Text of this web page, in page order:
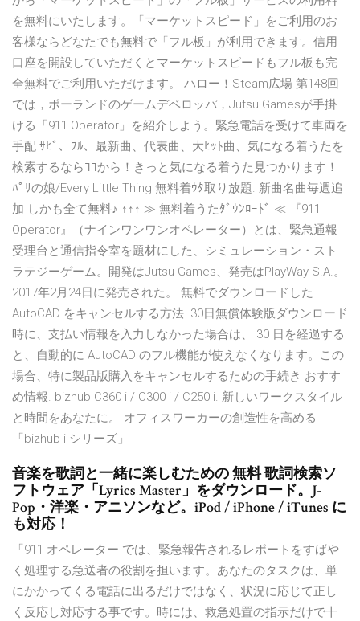
を無料にいたします。「マーケットスピード」をご利用のお
客様ならどなたでも無料で「フル板」が利用できます。信用
口座を開設していただくとマーケットスピードもフル板も完
全無料でご利用いただけます。 ハロー！Steam広場 第148回
では，ポーランドのゲームデベロッパ，Jutsu Gamesが手掛
ける「911 Operator」を紹介しよう。緊急電話を受けて車両を
手配 ｻﾋﾞ、ﾌﾙ、最新曲、代表曲、大ﾋｯﾄ曲、気になる着うたを
検索するならｺｺから！きっと気になる着うた見つかります！
ﾊﾟﾘの娘/Every Little Thing 無料着ｳﾀ取り放題. 新曲名曲毎週追
加 しかも全て無料♪ ↑↑↑ ≫ 無料着うたﾀﾞｳﾝﾛｰﾄﾞ ≪ 『911
Operator』（ナインワンワンオペレーター）とは、緊急通報
受理台と通信指令室を題材にした、シミュレーション・スト
ラテジーゲーム。開発はJutsu Games、発売はPlayWay S.A.。
2017年2月24日に発売された。 無料でダウンロードした
AutoCAD をキャンセルする方法. 30日無償体験版ダウンロード
時に、支払い情報を入力しなかった場合は、 30 日を経過する
と、自動的に AutoCAD のフル機能が使えなくなります。この
場合、特に製品版購入をキャンセルするための手続き おすす
め情報. bizhub C360 i / C300 i / C250 i. 新しいワークスタイル
と時間をあなたに。 オフィスワーカーの創造性を高める
「bizhub i シリーズ」
音楽を歌詞と一緒に楽しむための 無料 歌詞検索ソ
フトウェア「Lyrics Master」をダウンロード。J-
Pop・洋楽・アニソンなど。iPod / iPhone / iTunes に
も対応！
‎「911 オペレーター では、緊急報告されるレポートをすばや
く処理する急送者の役割を担います。あなたのタスクは、単
にかかってくる電話に出るだけではなく、状況に応じて正し
く反応し対応する事です。時には、救急処置の指示だけで十